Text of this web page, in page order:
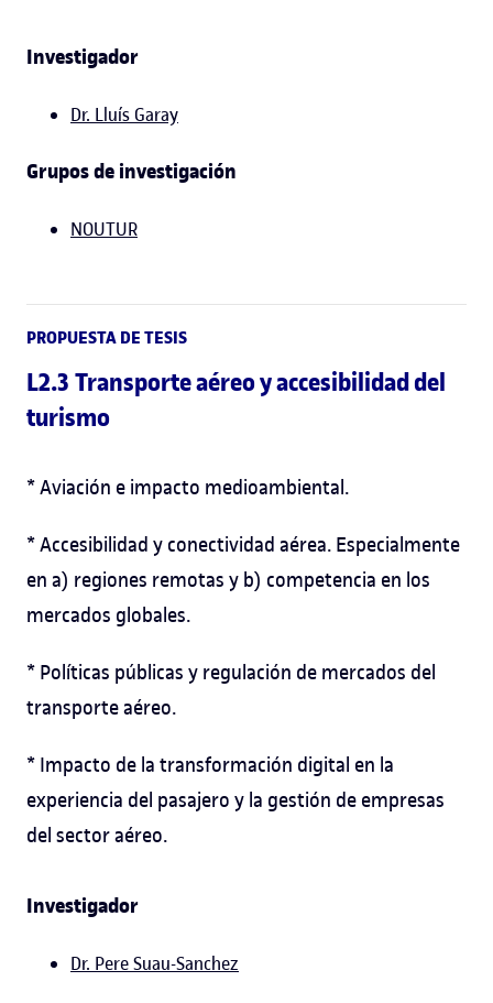
Investigador
Dr. Lluís Garay
Grupos de investigación
NOUTUR
PROPUESTA DE TESIS
L2.3 Transporte aéreo y accesibilidad del
turismo
* Aviación e impacto medioambiental.
* Accesibilidad y conectividad aérea. Especialmente
en a) regiones remotas y b) competencia en los
mercados globales.
* Políticas públicas y regulación de mercados del
transporte aéreo.
* Impacto de la transformación digital en la
experiencia del pasajero y la gestión de empresas
del sector aéreo.
Investigador
Dr. Pere Suau-Sanchez